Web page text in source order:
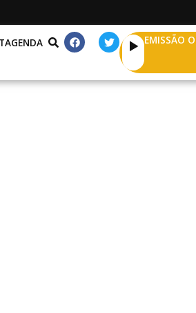
AGENDA EMISSÃO